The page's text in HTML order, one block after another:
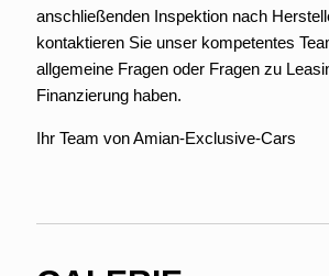
anschließenden Inspektion nach
kontaktieren Sie unser kompetentes
allgemeine Fragen oder Fragen zu
Finanzierung haben.
Ihr Team von Amian-Exclusive-Cars